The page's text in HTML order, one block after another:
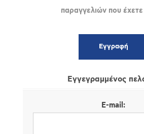
παραγγελιών που έχετε
Εγγεγραμμένος
E-mail: